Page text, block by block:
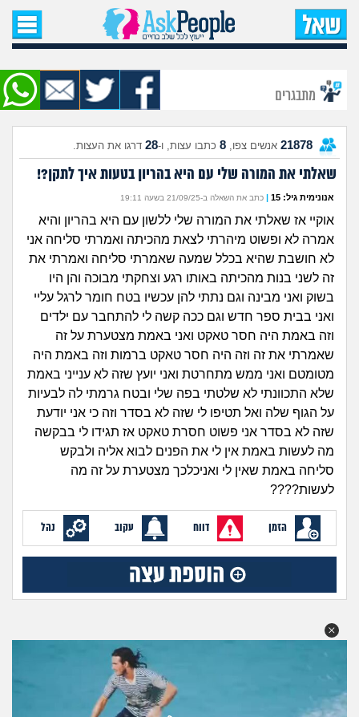
עמוד הבית
שאל שאלה
שאלות חדשות
שאלות שעוררו עניין
עצות חדשות
מה קורה כאן?
מתחם הטיפים
מדורים
זוגיות
היריון ולידה
הורות ומשפחה
מהבקו"ם... ועד מתי?!
לימודים וסטודנטים
עבודה וקריירה
חברים ואנשים
בית, שכנים ושותפים
חיפוש שאלות
הרשמה | התחברות
מתבגרים
21878 אנשים צפו, 8 כתבו עצות, ו-28 דרגו את העצות.
שאלתי את המורה שלי עם היא בהריון בטעות איך לתקן?!
אנונימית גיל: 15 | כתב את השאלה ב-21/09/25 בשעה 19:11
אוקיי אז שאלתי את המורה שלי ללשון עם היא בהריון והיא
אמרה לא ופשוט מיהרתי לצאת מהכיתה ואמרתי סליחה אני
לא חושבת שהיא בכלל שמעה שאמרתי סליחה ואמרתי את
זה לשני בנות מהכיתה באותו רגע וצחקתי מבוכה והן היו
בשוק ואני מבינה וגם נתתי להן עכשיו בטח חומר לרגל עליי
ואני בבית ספר חדש וגם ככה קשה לי להתחבר עם ילדים
וזה באמת היה חסר טאקט ואני באמת מצטערת על זה
שאמרתי את זה וזה היה חסר טאקט ברמות וזה באמת היה
מטומטם ואני ממש מתחרטת ואני יועץ שזה לא ענייני באמת
שלא התכוונתי לא שלטתי בפה שלי ובטח גרמתי לה לבעיות
על הגוף שלה ואל תטיפו לי שזה לא בסדר וזה כי אני יודעת
שזה לא בסדר אני פשוט חסרת טאקט אז תגידו לי בבקשה
מה לעשות באמת אין לי את הפנים לבוא אליה ולבקש
סליחה באמת שאין לי ואניכלכך מצטערת על זה מה
לעשות????
הזמן דווח עקוב נהל